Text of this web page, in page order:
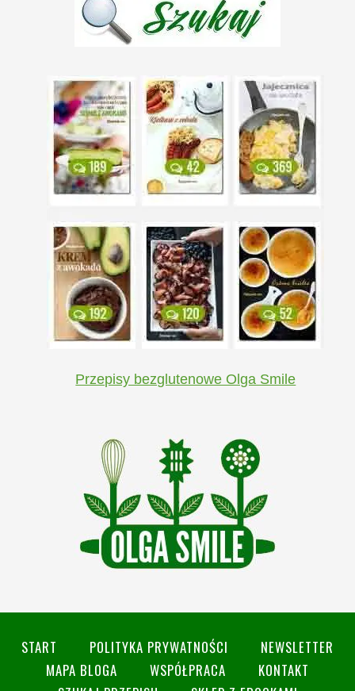
Przepisy bezglutenowe Olga Smile
START POLITYKA PRYWATNOŚCI
NEWSLETTER
MAPA BLOGA
WSPÓŁPRACA
KONTAKT